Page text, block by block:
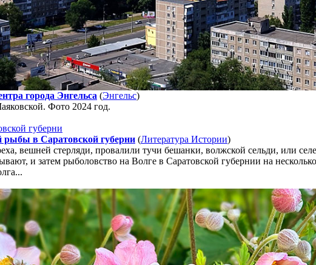
города Энгельса (Энгельс)
Фото 2024 год.
рыбы в Саратовской губерни (Литература Истории)
вешней стерляди, провалили тучи бешанки, волжской сельди, или
и затем рыболовство на Волге в Саратовской губернии на несколько